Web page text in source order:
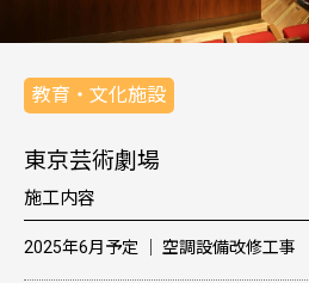
教育・文化施設
東京芸術劇場
施工内容
2025年6月予定 │ 空調設備改修工事